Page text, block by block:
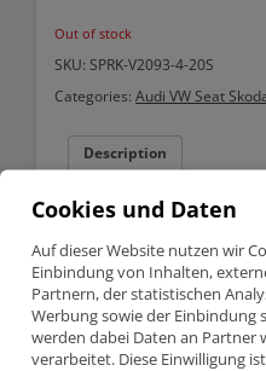
Out of stock
SKU: SPRK-V2093-4-20S
Categories: Audi VW Seat
Description
Audi S2 RS2 2.2T 20V 3B
SPRK-V2093-4-20S
Teilenummer SPRK-V2093-4-
Cookies und Daten
Auf dieser Website nutzen wir
Einbindung von Inhalten,
Partnern, der statistischen
Werbung sowie der Einbindung
werden dabei Daten an Partner
verarbeitet. Diese Einwilligung